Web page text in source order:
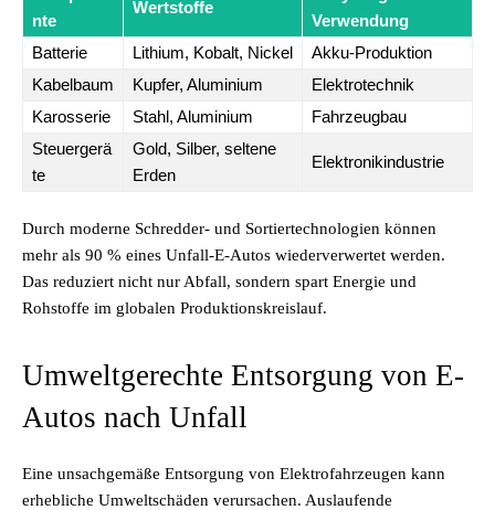
nte
Wertstoffe
Verwendung
Batterie
Lithium, Kobalt, Nickel
Akku-Produktion
Kabelbaum
Kupfer, Aluminium
Elektrotechnik
Karosserie
Stahl, Aluminium
Fahrzeugbau
Steuergerä
te
Gold, Silber, seltene
Erden
Elektronikindustrie
Durch moderne Schredder- und Sortiertechnologien können
mehr als 90 % eines Unfall-E-Autos wiederverwertet werden.
Das reduziert nicht nur Abfall, sondern spart Energie und
Rohstoffe im globalen Produktionskreislauf.
Umweltgerechte Entsorgung von E-
Autos nach Unfall
Eine unsachgemäße Entsorgung von Elektrofahrzeugen kann
erhebliche Umweltschäden verursachen. Auslaufende